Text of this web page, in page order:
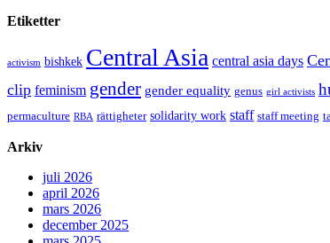
Etiketter
activism bishkek Central Asia central asia days
clip feminism gender gender equality genus girl activists
permaculture RBA rättigheter solidarity work staff staff meeting
Arkiv
juli 2026
april 2026
mars 2026
december 2025